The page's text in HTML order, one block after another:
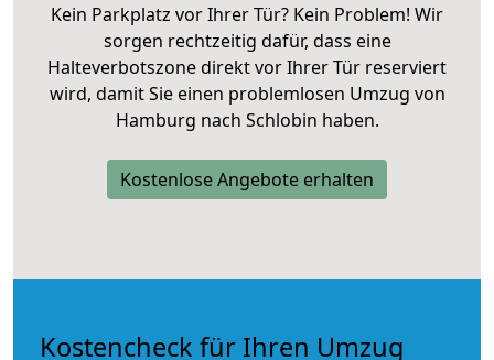
Kein Parkplatz vor Ihrer Tür? Kein Problem! Wir
sorgen rechtzeitig dafür, dass eine
Halteverbotszone direkt vor Ihrer Tür reserviert
wird, damit Sie einen problemlosen Umzug von
Hamburg nach Schlobin haben.
Kostenlose Angebote erhalten
Kostencheck für Ihren Umzug